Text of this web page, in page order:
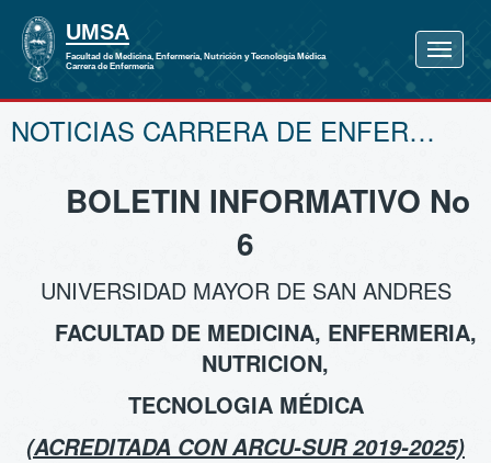
NOTICIAS CARRERA DE ENFERMERÍA
BOLETIN INFORMATIVO No
6
UNIVERSIDAD MAYOR DE SAN ANDRES
FACULTAD DE MEDICINA, ENFERMERIA,
NUTRICION,
TECNOLOGIA MÉDICA
(ACREDITADA CON ARCU-SUR 2019-2025)